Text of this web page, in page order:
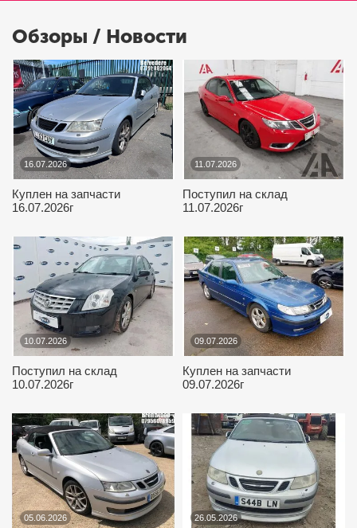
Обзоры / Новости
16.07.2026
Куплен на запчасти
16.07.2026г
11.07.2026
Поступил на склад
11.07.2026г
10.07.2026
Поступил на склад
10.07.2026г
09.07.2026
Куплен на запчасти
09.07.2026г
05.06.2026 26.05.2026